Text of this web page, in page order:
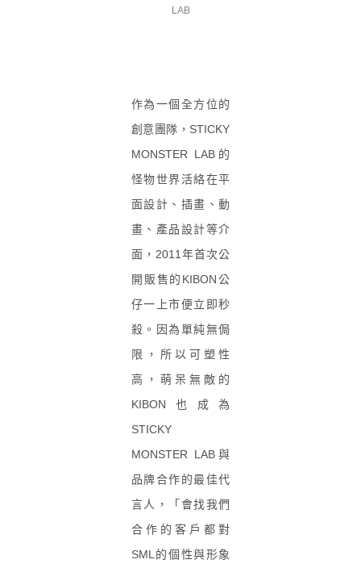
LAB
作為一個全方位的
創意團隊，STICKY
MONSTER LAB的
怪物世界活絡在平
面設計、插畫、動
畫、產品設計等介
面，2011年首次公
開販售的KIBON公
仔一上市便立即秒
殺。因為單純無侷
限，所以可塑性
高，萌呆無敵的
KIBON也成為
STICKY
MONSTER LAB與
品牌合作的最佳代
言人，「會找我們
合作的客戶都對
SML的個性與形象